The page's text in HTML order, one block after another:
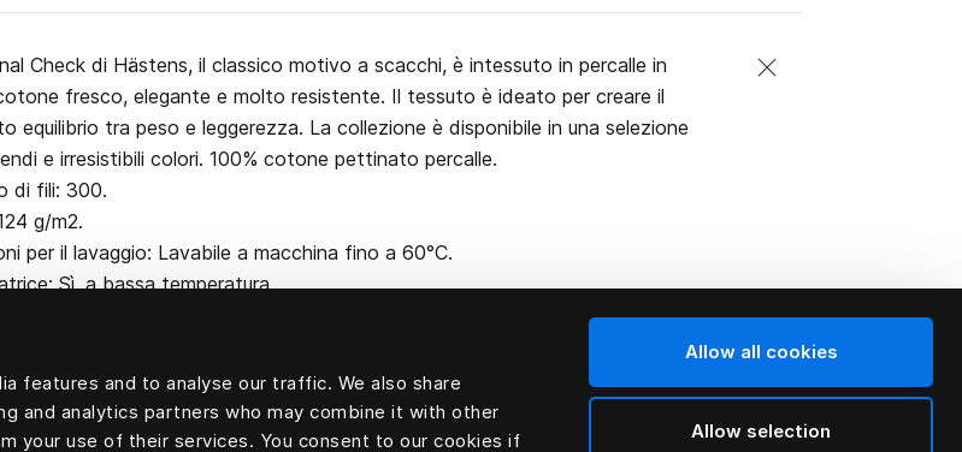
features and to analyse our traffic. We also share
and analytics partners who may combine it with other
your use of their services. You consent to our cookies if
Allow all cookies
Allow selection
Check di Hästens, il classico motivo a scacchi, è intessuto in percalle in
fresco, elegante e molto resistente. Il tessuto è ideato per creare il
equilibrio tra peso e leggerezza. La collezione è disponibile in una selezione
e irresistibili colori. 100% cotone pettinato percalle.
di fili: 300.
g/m2.
per il lavaggio: Lavabile a macchina fino a 60°C.
Sì, a bassa temperatura.
cotone